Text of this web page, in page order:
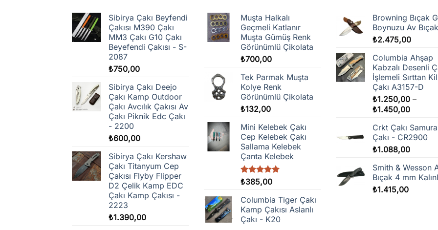
Sibirya Çakı Beyfendi
Çakısı M390 Çakı
MM3 Çakı G10 Çakı
Beyefendi Çakısı - S-
2087
₺750,00
Sibirya Çakı Deejo
Çakı Kamp Outdoor
Çakı Avcılık Çakısı Av
Çakı Piknik Edc Çakı
- 2200
₺600,00
Sibirya Çakı Kershaw
Çakı Titanyum Cep
Çakısı Flyby Flipper
D2 Çelik Kamp EDC
Çakı Kamp Çakısı -
2223
₺1.390,00
Muşta Halkalı
Geçmeli Katlanır
Muşta Gümüş Renk
Görünümlü Çikolata
₺700,00
Tek Parmak Muşta
Kolye Renk
Görünümlü Çikolata
₺132,00
Mini Kelebek Çakı
Cep Kelebek Çakı
Sallama Kelebek
Çanta Kelebek
5 üzerinden
oy
aldı
₺385,00
Columbia Tiger Çakı
Kamp Çakısı Aslanlı
Çakı - K20
Browning Bıçak
Boynuzu Av Bıçak
₺2.475,00
Columbia Ahşap
Kabzalı Desenli
İşlemeli Sırttan
Çakı A3157-D
₺1.250,00 –
₺1.450,00Fiyat
-
Crkt Çakı
Çakı - CR2900
₺1.088,00
Smith & Wesson
Bıçak 4 mm
₺1.415,00